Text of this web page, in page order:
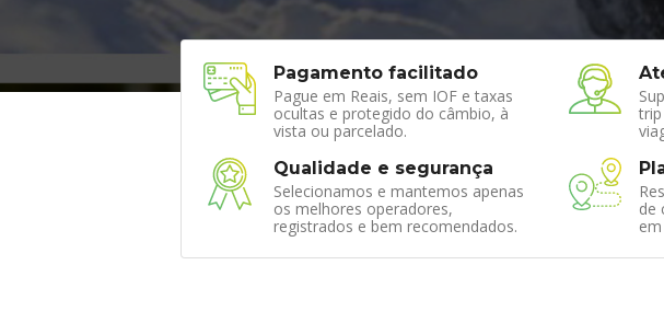
Pagamento facilitado
Pague em Reais, sem IOF e taxas
ocultas e protegido do câmbio, à
vista ou parcelado.
Qualidade e segurança
Selecionamos e mantemos apenas
os melhores operadores,
registrados e bem recomendados.
de